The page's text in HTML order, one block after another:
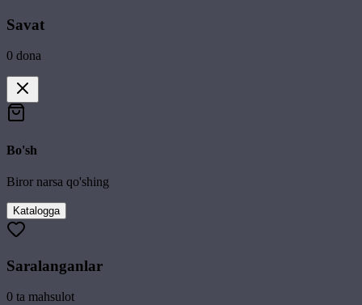
Savat
0 dona
Bo'sh
Biror narsa qo'shing
Katalogga
Saralanganlar
0 ta mahsulot